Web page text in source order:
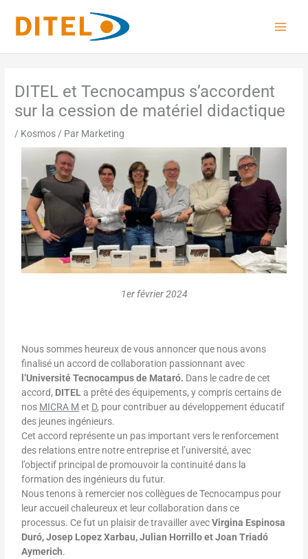
contenu
DITEL et Tecnocampus s’accordent
sur la cession de matériel didactique
/ Kosmos/ Par Marketing
1er février 2024
Nous sommes heureux de vous annoncer que nous avons
finalisé un accord de collaboration passionnant avec
l’Université Tecnocampus de Mataró. Dans le cadre de cet
accord, DITEL a prêté des équipements, y compris certains de
nos MICRA M et D, pour contribuer au développement éducatif
des jeunes ingénieurs.
Cet accord représente un pas important vers le renforcement
des relations entre notre entreprise et l’université, avec
l’objectif principal de promouvoir la continuité dans la
formation des ingénieurs du futur.
Nous tenons à remercier nos collègues de Tecnocampus pour
leur accueil chaleureux et leur collaboration dans ce
processus. Ce fut un plaisir de travailler avecVirgina Espinosa
Duró, Josep Lopez Xarbau, Julian Horrillo et Joan Triadó
Aymerich.